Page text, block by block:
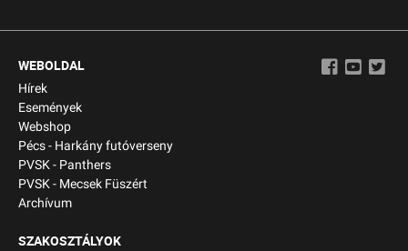
WEBOLDAL
Hírek
Események
Webshop
Pécs - Harkány futóverseny
PVSK - Panthers
PVSK - Mecsek Füszért
Archívum
SZAKOSZTÁLYOK